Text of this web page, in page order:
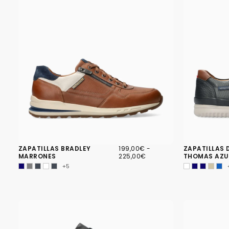
ZAPATILLAS BRADLEY
MARRONES
199,00€
PRECIO
MÍNIMO
199,00€ -
225,00€
+5
ZAPATILLAS
THOMAS